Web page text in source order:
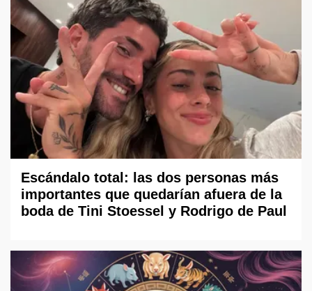
Escándalo total: las dos personas más
importantes que quedarían afuera de la
boda de Tini Stoessel y Rodrigo de Paul